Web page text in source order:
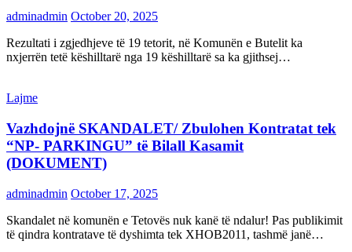
adminadmin October 20, 2025
Rezultati i zgjedhjeve të 19 tetorit, në Komunën e Butelit ka
nxjerrën tetë këshilltarë nga 19 këshilltarë sa ka gjithsej…
Lajme
Vazhdojnë SKANDALET/ Zbulohen Kontratat tek
“NP- PARKINGU” të Bilall Kasamit
(DOKUMENT)
adminadmin October 17, 2025
Skandalet në komunën e Tetovës nuk kanë të ndalur! Pas publikimit
të qindra kontratave të dyshimta tek XHOB2011, tashmë janë…